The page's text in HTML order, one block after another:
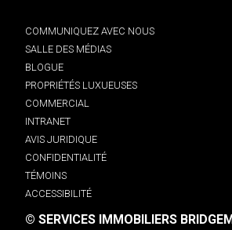
COMMUNIQUEZ AVEC NOUS
SALLE DES MÉDIAS
BLOGUE
PROPRIÉTÉS LUXUEUSES
COMMERCIAL
INTRANET
AVIS JURIDIQUE
CONFIDENTIALITÉ
TÉMOINS
ACCESSIBILITÉ
© SERVICES IMMOBILIERS